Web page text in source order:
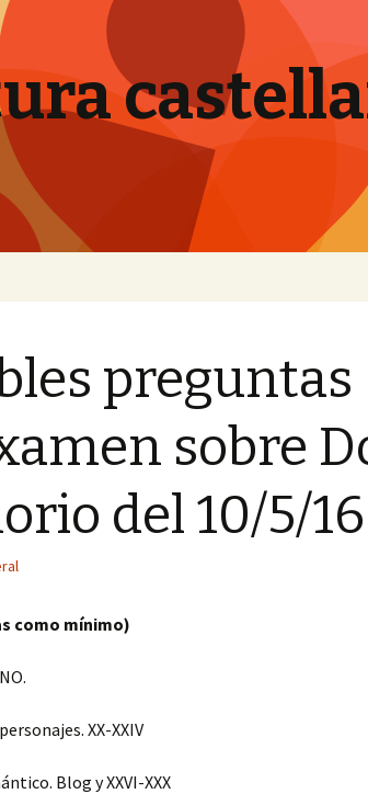
preguntas
sobre
del 10/5/16
como mínimo)
XX-XXIV
Blog y XXVI-XXX